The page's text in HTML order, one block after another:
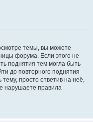
темы, вы можете
форума. Если этого не
поднятия тем могла быть
до повторного поднятия
просто ответив на неё,
нарушаете правила